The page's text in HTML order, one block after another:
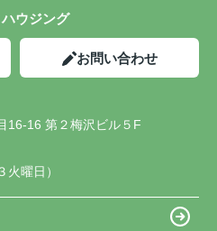
ウジング
お問い合わせ
16-16 第２梅沢ビル５F
曜日）